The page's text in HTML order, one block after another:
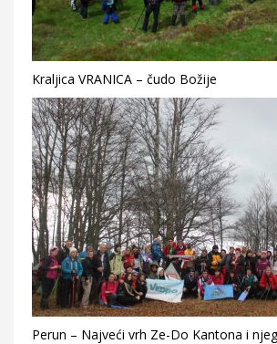
Kraljica VRANICA – čudo Božije
Perun – Najveći vrh Ze-Do Kantona i